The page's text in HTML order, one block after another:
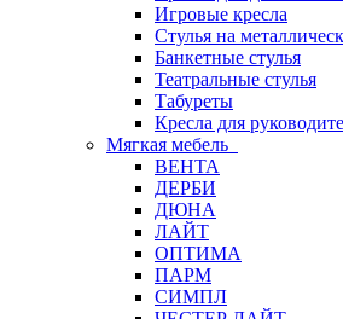
Игровые кресла
Стулья на
Банкетные стулья
Театральные стулья
Табуреты
Кресла для
Мягкая мебель
ВЕНТА
ДЕРБИ
ДЮНА
ЛАЙТ
ОПТИМА
ПАРМ
СИМПЛ